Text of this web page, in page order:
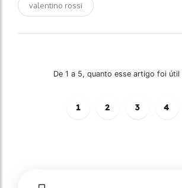
valentino rossi
De 1 a 5, quanto esse artigo foi útil
1 2 3 4